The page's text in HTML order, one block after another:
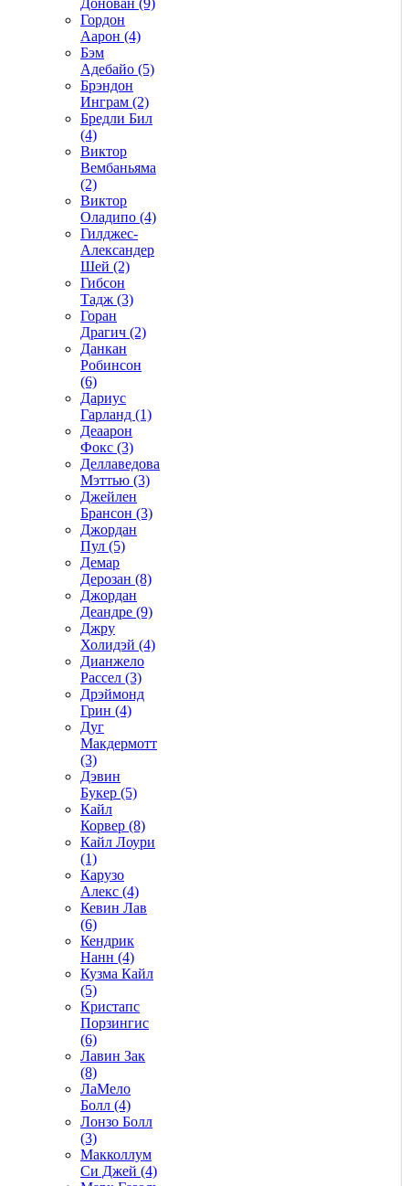
Гордон
Аарон (4)
Бэм
Адебайо (5)
Брэндон
Инграм (2)
Бредли Бил
(4)
Виктор
Вембаньяма
(2)
Виктор
Оладипо (4)
Гилджес-
Александер
Шей (2)
Гибсон
Тадж (3)
Горан
Драгич (2)
Данкан
Робинсон
(6)
Дариус
Гарланд (1)
Деаарон
Фокс (3)
Деллаведова
Мэттью (3)
Джейлен
Брансон (3)
Джордан
Пул (5)
Демар
Дерозан (8)
Джордан
Деандре (9)
Джру
Холидэй (4)
Дианжело
Рассел (3)
Дрэймонд
Грин (4)
Дуг
Макдермотт
(3)
Дэвин
Букер (5)
Кайл
Корвер (8)
Кайл Лоури
(1)
Карузо
Алекс (4)
Кевин Лав
(6)
Кендрик
Нанн (4)
Кузма Кайл
(5)
Кристапс
Порзингис
(6)
Лавин Зак
(8)
ЛаМело
Болл (4)
Лонзо Болл
(3)
Макколлум
Си Джей (4)